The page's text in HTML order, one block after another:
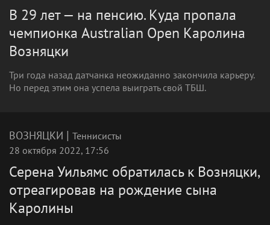
В 29 лет — на пенсию. Куда пропала
чемпионка Australian Open Каролина
Возняцки
Три года назад датчанка неожиданно закончила карьеру.
Но перед этим она успела выиграть свой ТБШ.
ВОЗНЯЦКИ | Теннисисты
28 октября 2022, 17:56
Серена Уильямс обратилась к Возняцки,
отреагировав на рождение сына
Каролины